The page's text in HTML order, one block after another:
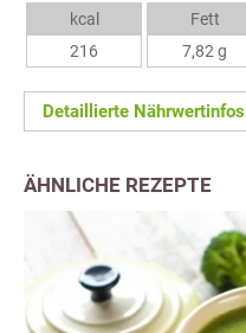
kcal
216
Fett
7,82 g
Detaillierte Nährwertinfos
ÄHNLICHE REZEPTE